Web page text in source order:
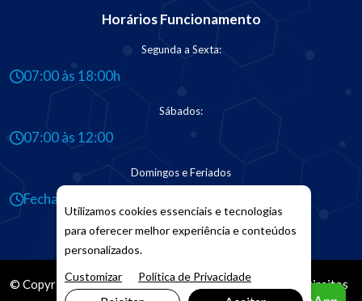
Horários Funcionamento
Segunda a Sexta:
07:00 às 18:00h
Sábados:
07:00 às 12:00
Domingos e Feriados
Fechado
© Copyright 2026. DIVIAMarketing Digital. Todos os Direitos
Utilizamos cookies essenciais e tecnologias
para oferecer melhor experiência e conteúdos
personalizados.
Customizar
Política de Privacidade